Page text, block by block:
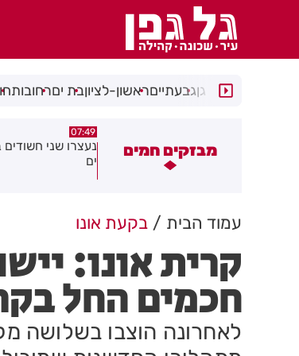
רמת גןגבעתייםראשון-לציוןבת יםרחובות
מבזקים חמים
נעצרו שני חשודים בפריצה לרכב בבת
05:24
הקלות לתושבים
סוקולוב בחולון
עמוד הבית בקעת אונו
קרית אונו:
חכמים החל
לאחרונה הוצבו בשלושה